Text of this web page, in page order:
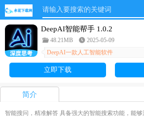
DeepAI智能帮手 1.0.2
48.21MB
2025-05-09
DeepAI一款人工智能软件
立即下载
简介
智能搜问，精准解答 具备强大的智能搜索功能，能